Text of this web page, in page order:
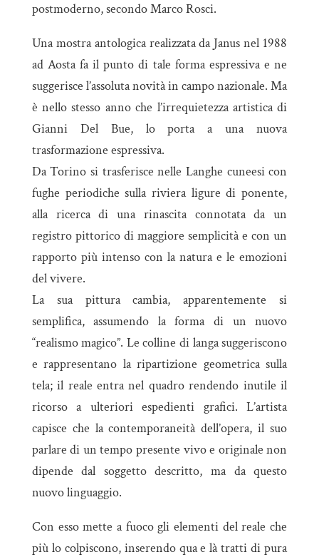
postmoderno, secondo Marco Rosci.
Una mostra antologica realizzata da Janus nel 1988
ad Aosta fa il punto di tale forma espressiva e ne
suggerisce l’assoluta novità in campo nazionale. Ma
è nello stesso anno che l’irrequietezza artistica di
Gianni Del Bue, lo porta a una nuova
trasformazione espressiva.
Da Torino si trasferisce nelle Langhe cuneesi con
fughe periodiche sulla riviera ligure di ponente,
alla ricerca di una rinascita connotata da un
registro pittorico di maggiore semplicità e con un
rapporto più intenso con la natura e le emozioni
del vivere.
La sua pittura cambia, apparentemente si
semplifica, assumendo la forma di un nuovo
“realismo magico”. Le colline di langa suggeriscono
e rappresentano la ripartizione geometrica sulla
tela; il reale entra nel quadro rendendo inutile il
ricorso a ulteriori espedienti grafici. L’artista
capisce che la contemporaneità dell’opera, il suo
parlare di un tempo presente vivo e originale non
dipende dal soggetto descritto, ma da questo
nuovo linguaggio.
Con esso mette a fuoco gli elementi del reale che
più lo colpiscono, inserendo qua e là tratti di pura